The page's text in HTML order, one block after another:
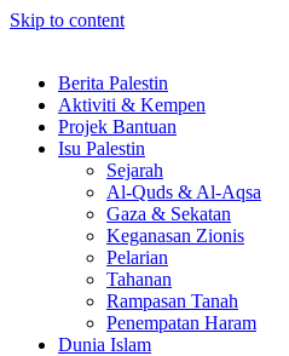
Skip to content
Berita Palestin
Aktiviti & Kempen
Projek Bantuan
Isu Palestin
Sejarah
Al-Quds & Al-Aqsa
Gaza & Sekatan
Keganasan Zionis
Pelarian
Tahanan
Rampasan Tanah
Penempatan Haram
Dunia Islam